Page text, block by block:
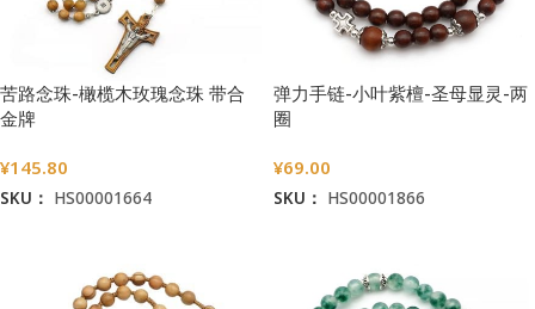
苦路念珠-橄榄木玫瑰念珠 带合
金牌
¥145.80
SKU： HS00001664
弹力手链-小叶紫檀-圣母显灵-两
圈
¥69.00
SKU： HS00001866